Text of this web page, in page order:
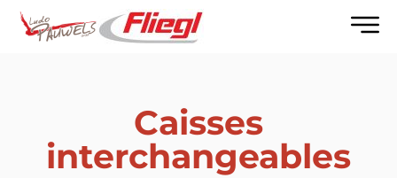
Caisses
interchangeables